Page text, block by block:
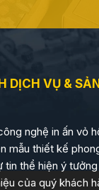
DỊCH VỤ &
nghệ in ấn vỏ
mẫu thiết kế
tin thể hiện ý
của quý khách